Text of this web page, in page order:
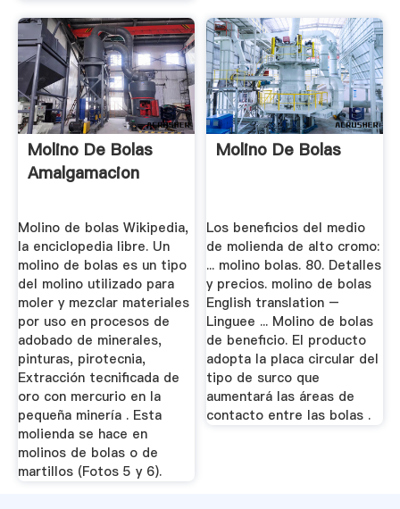
Molino De Bolas
Amalgamacion
Molino de bolas Wikipedia,
la enciclopedia libre. Un
molino de bolas es un tipo
del molino utilizado para
moler y mezclar materiales
por uso en procesos de
adobado de minerales,
pinturas, pirotecnia,
Extracción tecnificada de
oro con mercurio en la
pequeña minería . Esta
molienda se hace en
molinos de bolas o de
martillos (Fotos 5 y 6).
Molino De Bolas
Los beneficios del medio
de molienda de alto cromo:
... molino bolas. 80. Detalles
y precios. molino de bolas
English translation –
Linguee ... Molino de bolas
de beneficio. El producto
adopta la placa circular del
tipo de surco que
aumentará las áreas de
contacto entre las bolas .